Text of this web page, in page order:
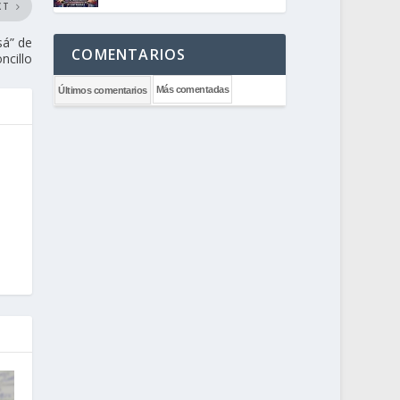
de
COMENTARIOS
Últimos comentarios Más comentadas